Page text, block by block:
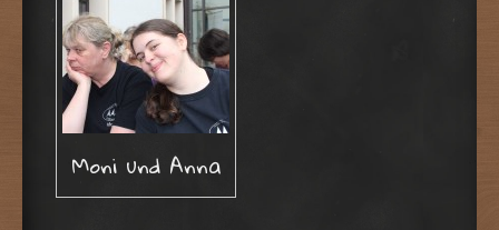
Moni und Anna